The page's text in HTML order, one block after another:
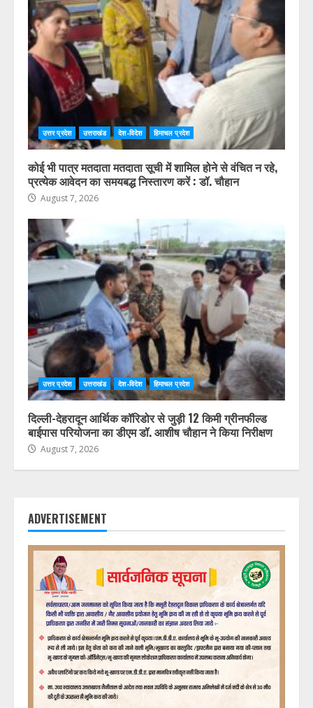
उत्तर प्रदेश उत्तराखंड देश-विदेश हिमाचल प्रदेश
कोई भी पात्र मतदाता मतदाता सूची में शामिल होने से वंचित न रहे,
प्रत्येक आवेदन का समयबद्ध निस्तारण करें : डॉ. चौहान
August 7, 2026
उत्तर प्रदेश उत्तराखंड देश-विदेश हिमाचल प्रदेश
दिल्ली-देहरादून आर्थिक कॉरिडोर से जुड़ी 12 किमी ग्रीनफील्ड
बाईपास परियोजना का डीएम डॉ. आशीष चौहान ने किया निरीक्षण
August 7, 2026
ADVERTISEMENT